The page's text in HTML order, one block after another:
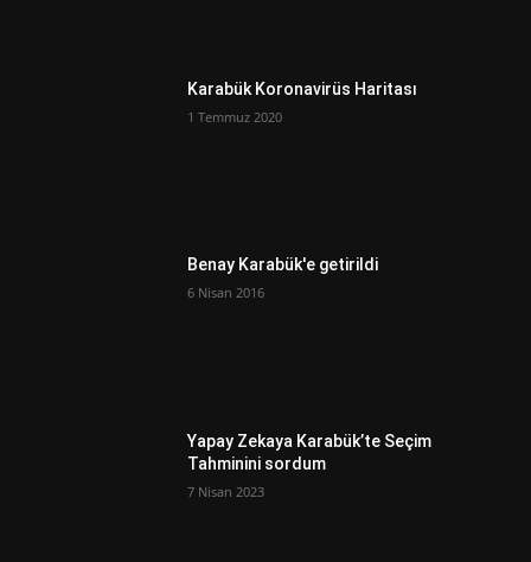
Karabük Koronavirüs Haritası
1 Temmuz 2020
Benay Karabük'e getirildi
6 Nisan 2016
Yapay Zekaya Karabük’te Seçim
Tahminini sordum
7 Nisan 2023